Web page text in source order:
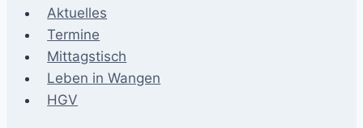
Aktuelles
Termine
Mittagstisch
Leben in Wangen
HGV